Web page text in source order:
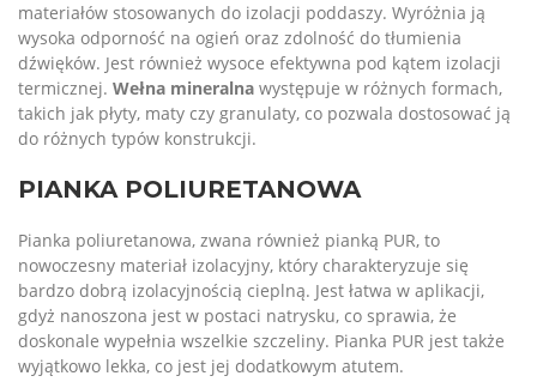
materiałów stosowanych do izolacji poddaszy. Wyróżnia ją
wysoka odporność na ogień oraz zdolność do tłumienia
dźwięków. Jest również wysoce efektywna pod kątem izolacji
termicznej. Wełna mineralna występuje w różnych formach,
takich jak płyty, maty czy granulaty, co pozwala dostosować ją
do różnych typów konstrukcji.
PIANKA POLIURETANOWA
Pianka poliuretanowa, zwana również pianką PUR, to
nowoczesny materiał izolacyjny, który charakteryzuje się
bardzo dobrą izolacyjnością cieplną. Jest łatwa w aplikacji,
gdyż nanoszona jest w postaci natrysku, co sprawia, że
doskonale wypełnia wszelkie szczeliny. Pianka PUR jest także
wyjątkowo lekka, co jest jej dodatkowym atutem.